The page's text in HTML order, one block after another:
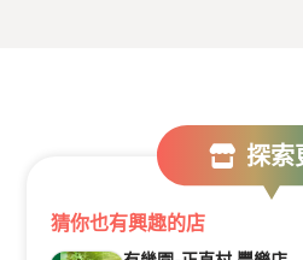
探索
猜你也有興趣的店